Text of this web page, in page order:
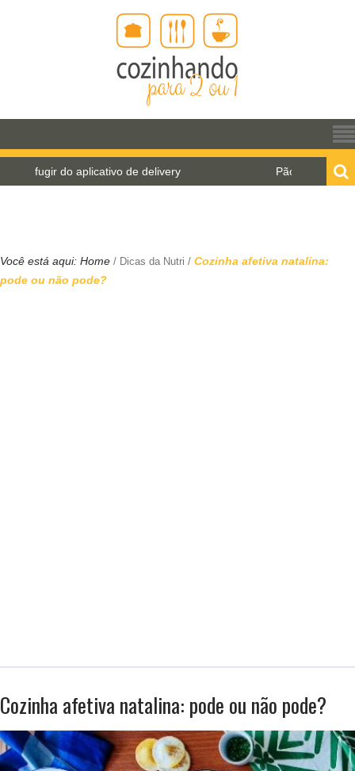
do aplicativo de delivery Pão de água para o
Você está aqui: Home / Dicas da Nutri / Cozinha afetiva natalina:
pode ou não pode?
Cozinha afetiva natalina: pode ou não pode?